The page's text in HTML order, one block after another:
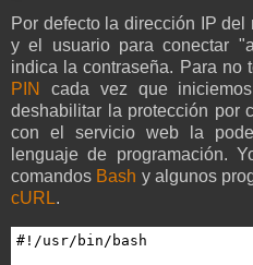
Por defecto la dirección IP del
y el usuario para conectar
indica la contraseña. Para no
PIN
cada vez que
deshabilitar la protección por
con el servicio web la
lenguaje de programación.
comandos Bash y algunos
cURL.
#!/usr/bin/bash